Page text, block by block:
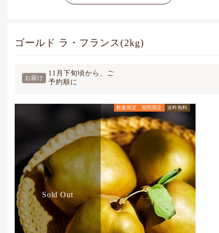
ゴールド ラ・フランス(2kg)
お届け
11月下旬頃から、ご
予約順に
Sold Out
数量限定 期間限定 送料無料
通常価格
6,480 (税込)